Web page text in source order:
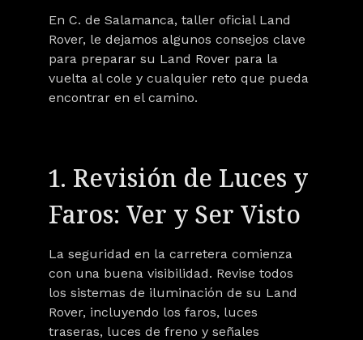
En C. de Salamanca, taller oficial Land
Rover, le dejamos algunos consejos clave
para preparar su Land Rover para la
vuelta al cole y cualquier reto que pueda
encontrar en el camino.
1. Revisión de Luces y
Faros: Ver y Ser Visto
La seguridad en la carretera comienza
con una buena visibilidad. Revise todos
los sistemas de iluminación de su Land
Rover, incluyendo los faros, luces
traseras, luces de freno y señales